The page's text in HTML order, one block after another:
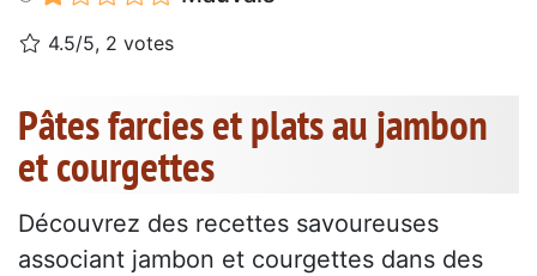
4.5/5, 2 votes
Pâtes farcies et plats au jambon
et courgettes
Découvrez des recettes savoureuses
associant jambon et courgettes dans des